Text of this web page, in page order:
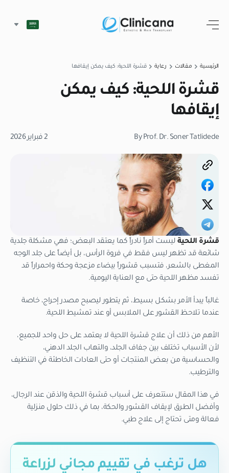
الرئيسية مقالات رعاية قشرة اللحية: كيف يمكن إيقافها
قشرة اللحية: كيف يمكن
إيقافها
By Prof. Dr. Soner Tatlidede 2 فبراير 2026
قشرة اللحية ليست أمراً نادراً كما يعتقد البعض؛ فهي مشكلة جلدية
شائعة قد تظهر ليس فقط في فروة الرأس، بل أيضاً على جلد الوجه
المغطى بالشعر، فتسبب قشوراً بيضاء مزعجة وحكة واحمراراً قد
تفسد مظهر اللحية حتى مع العناية اليومية.
غالباً يبدأ الأمر بشكل بسيط، ثم يتطور ليصبح مصدر إحراج، خاصة
عندما تلاحظ القشور على الملابس أو عند تمشيط اللحية.
الأهم من ذلك أن علاج قشرة اللحية لا يعتمد على حل واحد للجميع،
لأن الأسباب تختلف بين جفاف الجلد، والتهاب الجلد الدهني،
والحساسية من بعض المنتجات أو حتى العادات الخاطئة في التنظيف
والترطيب.
في هذا المقال ستتعرف على أسباب قشرة اللحية والذقن عند الرجال،
وأفضل الطرق لإيقاف القشور والحكة، بما في ذلك حلول منزلية
فعالة ومتى تحتاج إلى علاج طبي.
هل ترغب في تقييم مجاني لزراعة